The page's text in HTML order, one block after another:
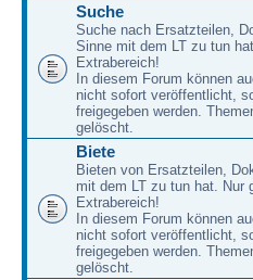
Suche
Suche nach Ersatzteilen,
Sinne mit dem LT zu tun
Extrabereich!
In diesem Forum können
nicht sofort veröffentlicht,
freigegeben werden.
gelöscht.
Biete
Bieten von Ersatzteilen,
mit dem LT zu tun hat. Nur
Extrabereich!
In diesem Forum können
nicht sofort veröffentlicht,
freigegeben werden.
gelöscht.